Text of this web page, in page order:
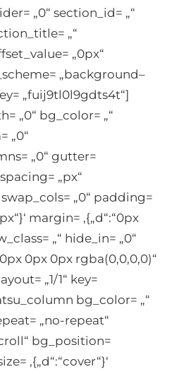
„0“ section_id= „“
„“
„0px“
„background–
„fuij9tl0l9gdts4t“]
„0“ bg_color= „“
„0“
„0“ gutter=
„px“
„0“ padding=
margin= ‚{„d“:“0px
„“ hide_in= „0“
0px 0px rgba(0,0,0,0)“
„1/1“ key=
bg_color= „“
„no-repeat“
bg_position=
‚{„d“:“cover“}‘